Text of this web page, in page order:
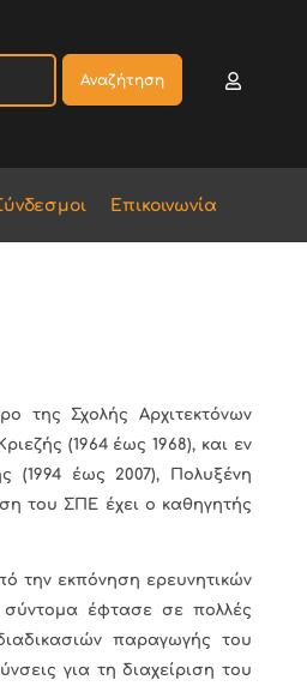
Αναζήτηση
Επικοινωνία
της Σχολής Αρχιτεκτόνων
(1964 έως 1968), και εν
(1994 έως 2007), Πολυξένη
του ΣΠΕ έχει ο καθηγητής
την εκπόνηση ερευνητικών
έφτασε σε πολλές
παραγωγής του
για τη διαχείριση του